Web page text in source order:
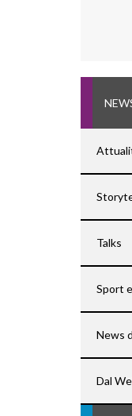
Talks
Sport
News
Dal